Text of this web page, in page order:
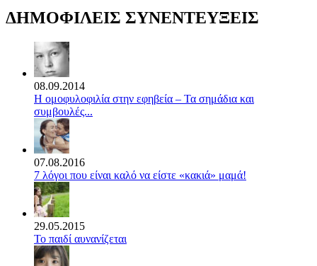
ΔΗΜΟΦΙΛΕΙΣ ΣΥΝΕΝΤΕΥΞΕΙΣ
08.09.2014
Η ομοφυλοφιλία στην εφηβεία – Τα σημάδια και
συμβουλές...
07.08.2016
7 λόγοι που είναι καλό να είστε «κακιά» μαμά!
29.05.2015
Το παιδί αυνανίζεται